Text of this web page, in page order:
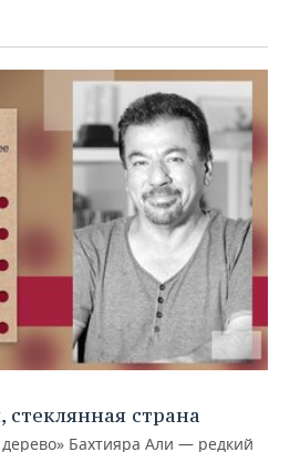
стеклянная страна
Бахтияра Али — редкий